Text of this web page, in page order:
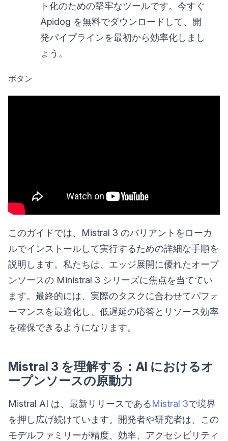
ト化のための堅牢なツールです。今すぐ
Apidog を無料でダウンロードして、開
発パイプラインを最初から効率化しまし
ょう。
ボタン
このガイドでは、Mistral 3 のバリアントをローカ
ルでインストールして実行するための詳細な手順を
説明します。私たちは、エッジ展開に優れたオープ
ンソースの Ministral 3 シリーズに焦点を当ててい
ます。最終的には、実際のタスクに合わせてパフォ
ーマンスを最適化し、低遅延の応答とリソース効率
を確保できるようになります。
Mistral 3 を理解する：AI におけるオ
ープンソースの原動力
Mistral AI は、最新リリースであるMistral 3で境界
を押し広げ続けています。開発者や研究者は、この
モデルファミリーが精度、効率、アクセシビリティ